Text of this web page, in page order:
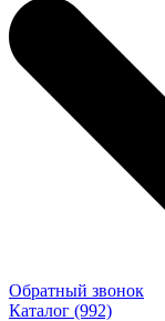
Обратный звонок
Каталог (992)